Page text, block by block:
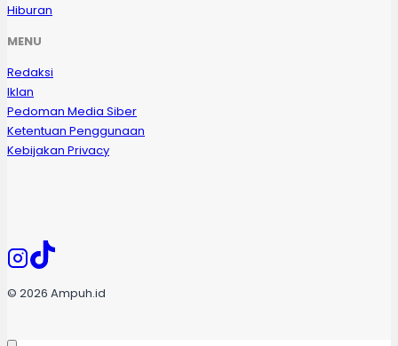
Hiburan
MENU
Redaksi
Iklan
Pedoman Media Siber
Ketentuan Penggunaan
Kebijakan Privacy
© 2026 Ampuh.id